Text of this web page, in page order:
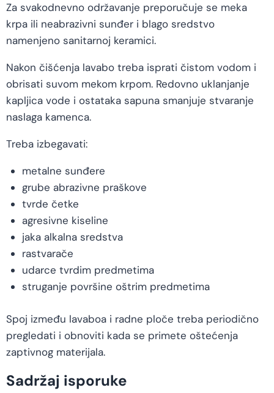
Za svakodnevno održavanje preporučuje se meka
krpa ili neabrazivni sunđer i blago sredstvo
namenjeno sanitarnoj keramici.
Nakon čišćenja lavabo treba isprati čistom vodom i
obrisati suvom mekom krpom. Redovno uklanjanje
kapljica vode i ostataka sapuna smanjuje stvaranje
naslaga kamenca.
Treba izbegavati:
metalne sunđere
grube abrazivne praškove
tvrde četke
agresivne kiseline
jaka alkalna sredstva
rastvarače
udarce tvrdim predmetima
struganje površine oštrim predmetima
Spoj između lavaboa i radne ploče treba periodično
pregledati i obnoviti kada se primete oštećenja
zaptivnog materijala.
Sadržaj isporuke